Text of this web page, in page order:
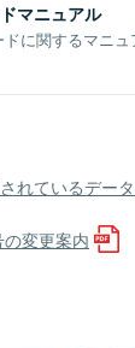
マニュアル
に関するマニュ
れているデー
変更案内